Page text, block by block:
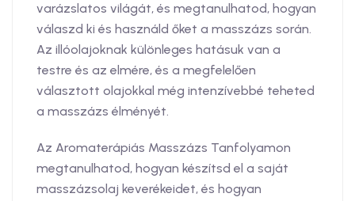
varázslatos világát, és megtanulhatod, hogyan
válaszd ki és használd őket a masszázs során.
Az illóolajoknak különleges hatásuk van a
testre és az elmére, és a megfelelően
választott olajokkal még intenzívebbé teheted
a masszázs élményét.
Az Aromaterápiás Masszázs Tanfolyamon
megtanulhatod, hogyan készítsd el a saját
masszázsolaj keverékeidet, és hogyan